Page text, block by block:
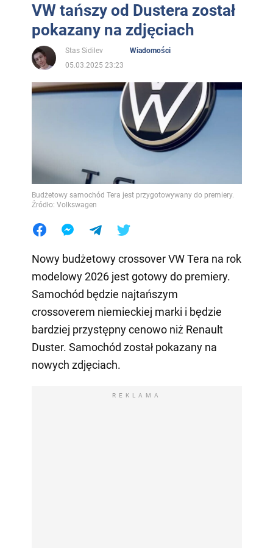
VW tańszy od Dustera został
pokazany na zdjęciach
Stas Sidilev
Wiadomości
05.03.2025 23:23
Budżetowy samochód Tera jest przygotowywany do premiery.
Źródło: Volkswagen
Nowy budżetowy crossover VW Tera na rok
modelowy 2026 jest gotowy do premiery.
Samochód będzie najtańszym
crossoverem niemieckiej marki i będzie
bardziej przystępny cenowo niż Renault
Duster. Samochód został pokazany na
nowych zdjęciach.
REKLAMA